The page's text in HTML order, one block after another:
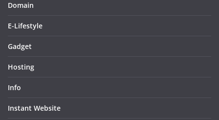
Domain
E-Lifestyle
Gadget
Hosting
Info
Instant Website